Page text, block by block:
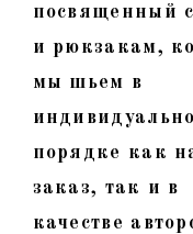
посвященный
и рюкзакам,
мы шьем в
порядке как
заказ, так и в
качестве